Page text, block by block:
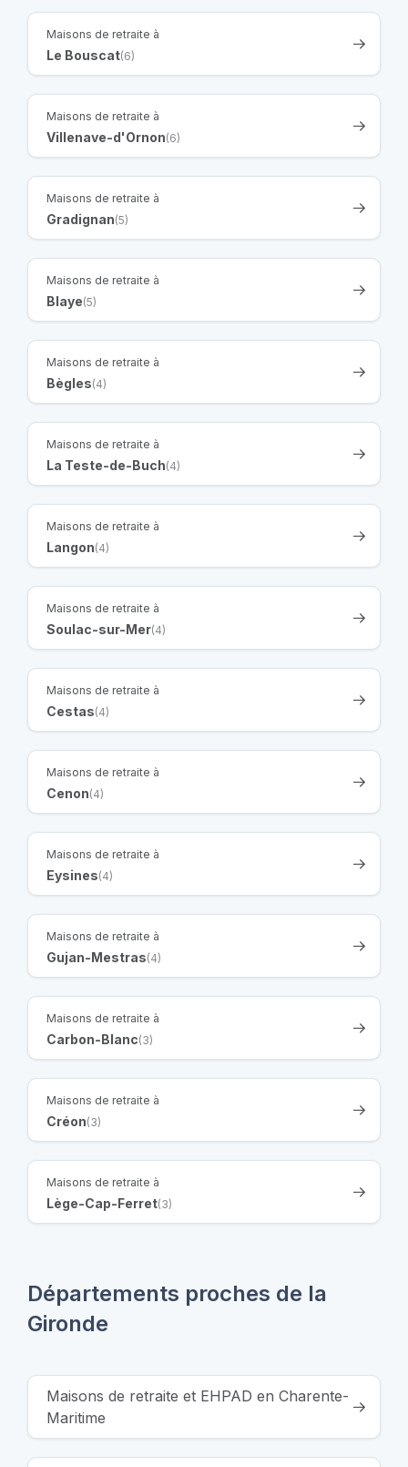
Maisons de retraite à
Le Bouscat(6)
Maisons de retraite à
Villenave-d'Ornon(6)
Maisons de retraite à
Gradignan(5)
Maisons de retraite à
Blaye(5)
Maisons de retraite à
Bègles(4)
Maisons de retraite à
La Teste-de-Buch(4)
Maisons de retraite à
Langon(4)
Maisons de retraite à
Soulac-sur-Mer(4)
Maisons de retraite à
Cestas(4)
Maisons de retraite à
Cenon(4)
Maisons de retraite à
Eysines(4)
Maisons de retraite à
Gujan-Mestras(4)
Maisons de retraite à
Carbon-Blanc(3)
Maisons de retraite à
Créon(3)
Maisons de retraite à
Lège-Cap-Ferret(3)
Départements proches de la
Gironde
Maisons de retraite et EHPAD en Charente-
Maritime